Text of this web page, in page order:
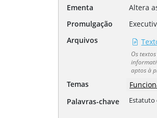
Ementa
Altera
Promulgação
Arquivos
Os
aptos à
Temas
Palavras-chave Estatuto